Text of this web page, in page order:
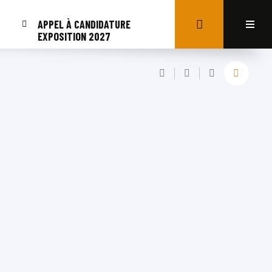
APPEL À CANDIDATURE
EXPOSITION 2027